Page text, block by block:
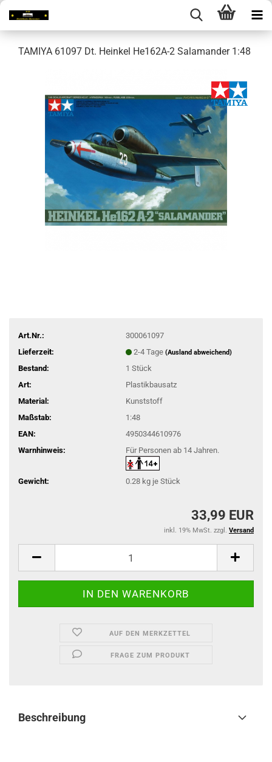
TAMIYA 61097 Dt. Heinkel He162A-2 Salamander 1:48
Art.Nr.:
300061097
Lieferzeit:
2-4 Tage (Ausland abweichend)
Bestand: 1 Stück
Art:
Plastikbausatz
Material:
Kunststoff
Maßstab:
1:48
EAN:
4950344610976
Warnhinweis:
Für Personen ab 14 Jahren.
Gewicht: 0.28kg je Stück
33,99 EUR
inkl. 19% MwSt. zzgl. Versand
AUF DEN MERKZETTEL
FRAGE ZUM PRODUKT
Beschreibung